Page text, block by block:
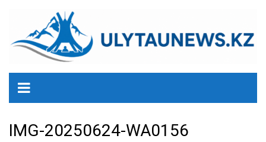
содержанию
IMG-20250624-WA0156